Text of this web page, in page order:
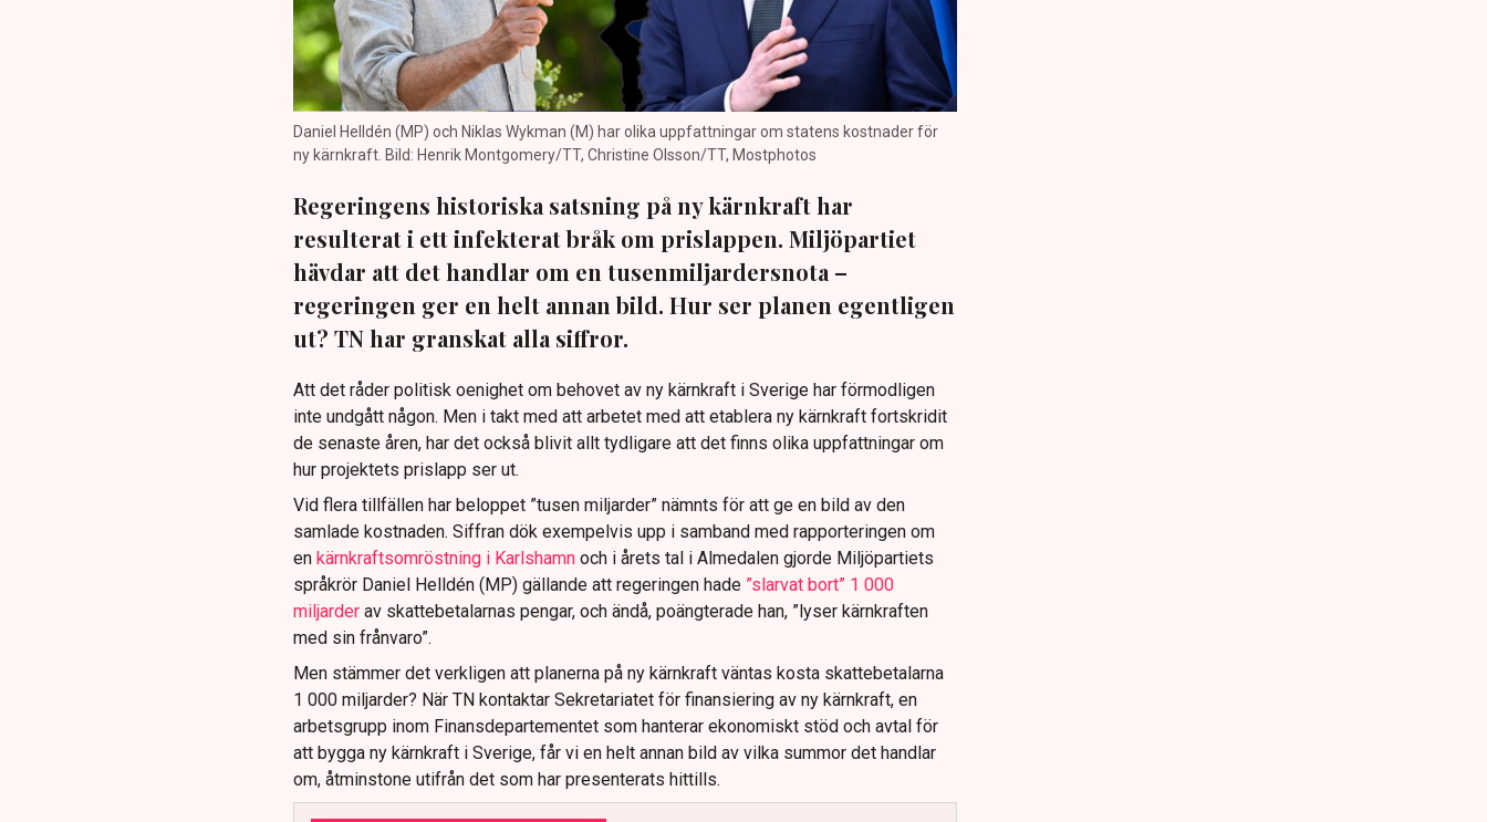
Daniel Helldén (MP) och Niklas Wykman (M) har olika uppfattningar om statens kostnader för
ny kärnkraft. Bild: Henrik Montgomery/TT, Christine Olsson/TT, Mostphotos
Regeringens historiska satsning på ny kärnkraft har
resulterat i ett infekterat bråk om prislappen. Miljöpartiet
hävdar att det handlar om en tusenmiljardersnota –
regeringen ger en helt annan bild. Hur ser planen egentligen
ut? TN har granskat alla siffror.
Att det råder politisk oenighet om behovet av ny kärnkraft i Sverige har förmodligen
inte undgått någon. Men i takt med att arbetet med att etablera ny kärnkraft fortskridit
de senaste åren, har det också blivit allt tydligare att det finns olika uppfattningar om
hur projektets prislapp ser ut.
Vid flera tillfällen har beloppet ”tusen miljarder” nämnts för att ge en bild av den
samlade kostnaden. Siffran dök exempelvis upp i samband med rapporteringen om
enkärnkraftsomröstning i Karlshamnoch i årets tal i Almedalen gjorde Miljöpartiets
språkrör Daniel Helldén (MP) gällande att regeringen hade ”slarvat bort” 1 000
miljarder av skattebetalarnas pengar, och ändå, poängterade han, ”lyser kärnkraften
med sin frånvaro”.
Men stämmer det verkligen att planerna på ny kärnkraft väntas kosta skattebetalarna
1 000 miljarder? När TN kontaktar Sekretariatet för finansiering av ny kärnkraft, en
arbetsgrupp inom Finansdepartementet som hanterar ekonomiskt stöd och avtal för
att bygga ny kärnkraft i Sverige, får vi en helt annan bild av vilka summor det handlar
om, åtminstone utifrån det som har presenterats hittills.